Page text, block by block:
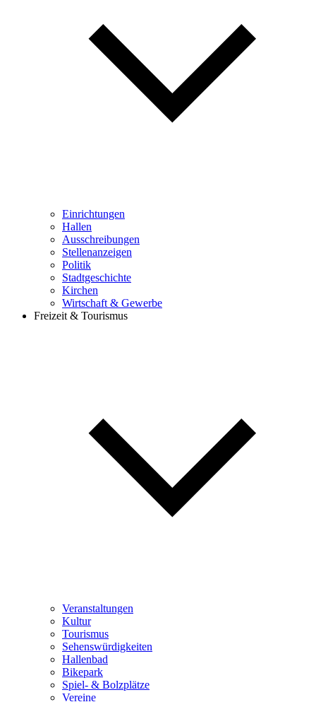
Einrichtungen
Hallen
Ausschreibungen
Stellenanzeigen
Politik
Stadtgeschichte
Kirchen
Wirtschaft & Gewerbe
Freizeit & Tourismus
Veranstaltungen
Kultur
Tourismus
Sehenswürdigkeiten
Hallenbad
Bikepark
Spiel- & Bolzplätze
Vereine